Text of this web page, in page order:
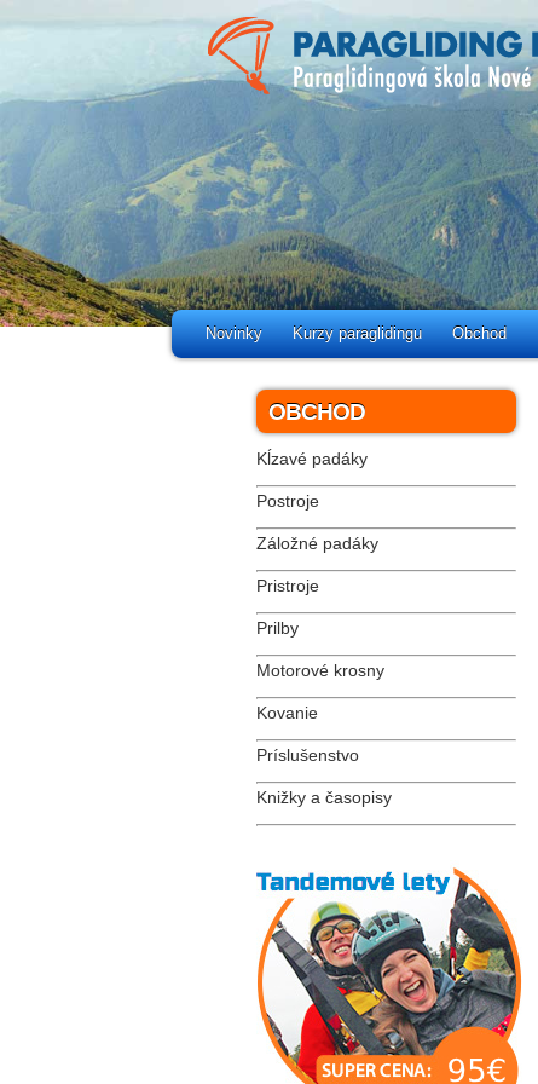
Novinky Kurzy paraglidingu Obchod
OBCHOD
Kĺzavé padáky
Postroje
Záložné padáky
Pristroje
Prilby
Motorové krosny
Kovanie
Príslušenstvo
Knižky a časopisy